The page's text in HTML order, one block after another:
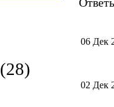
(28)
06 Дек
02 Дек